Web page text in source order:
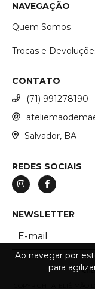
Ao navegar por
para
NAVEGAÇÃO
Quem Somos
Trocas e
CONTATO
(71) 991278190
Salvador, BA
REDES SOCIAIS
NEWSLETTER